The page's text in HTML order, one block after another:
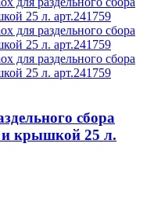
сбора
и крышкой 25 л.